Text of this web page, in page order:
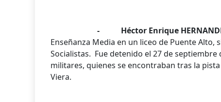
- Héctor Enrique HERNANDEZ
Enseñanza Media en un liceo de Puente Alto,
Socialistas. Fue detenido el 27 de
militares, quienes se encontraban tras la
Viera.